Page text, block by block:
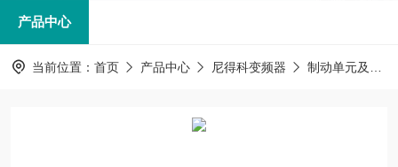
产品中心
当前位置： 首页 产品中心 尼得科变频器 制动单元及制动电阻